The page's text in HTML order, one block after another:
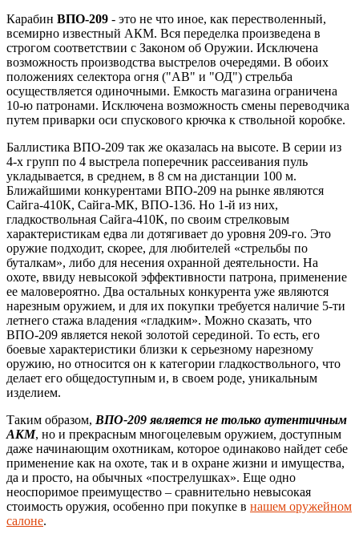
Карабин ВПО-209 - это не что иное, как перестволенный,
всемирно известный АКМ. Вся переделка произведена в
строгом соответствии с Законом об Оружии. Исключена
возможность производства выстрелов очередями. В обоих
положениях селектора огня ("АВ" и "ОД") стрельба
осуществляется одиночными. Емкость магазина ограничена
10-ю патронами. Исключена возможность смены переводчика
путем приварки оси спускового крючка к ствольной коробке.
Баллистика ВПО-209 так же оказалась на высоте. В серии из
4-х групп по 4 выстрела поперечник рассеивания пуль
укладывается, в среднем, в 8 см на дистанции 100 м.
Ближайшими конкурентами ВПО-209 на рынке являются
Сайга-410К, Сайга-МК, ВПО-136. Но 1-й из них,
гладкоствольная Сайга-410К, по своим стрелковым
характеристикам едва ли дотягивает до уровня 209-го. Это
оружие подходит, скорее, для любителей «стрельбы по
буталкам», либо для несения охранной деятельности. На
охоте, ввиду невысокой эффективности патрона, применение
ее маловероятно. Два остальных конкурента уже являются
нарезным оружием, и для их покупки требуется наличие 5-ти
летнего стажа владения «гладким». Можно сказать, что
ВПО-209 является некой золотой серединой. То есть, его
боевые характеристики близки к серьезному нарезному
оружию, но относится он к категории гладкоствольного, что
делает его общедоступным и, в своем роде, уникальным
изделием.
Таким образом, ВПО-209 является не только аутентичным
АКМ, но и прекрасным многоцелевым оружием, доступным
даже начинающим охотникам, которое одинаково найдет себе
применение как на охоте, так и в охране жизни и имущества,
да и просто, на обычных «пострелушках». Еще одно
неоспоримое преимущество – сравнительно невысокая
стоимость оружия, особенно при покупке в нашем оружейном
салоне.